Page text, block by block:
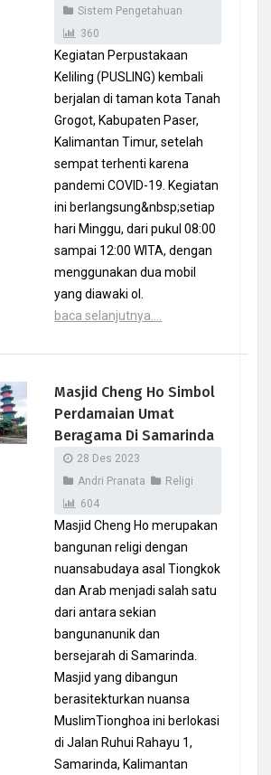
Sistem Pengetahuan
360
Kegiatan Perpustakaan
Keliling (PUSLING) kembali
berjalan di taman kota Tanah
Grogot, Kabupaten Paser,
Kalimantan Timur, setelah
sempat terhenti karena
pandemi COVID-19. Kegiatan
ini berlangsung&nbsp;setiap
hari Minggu, dari pukul 08:00
sampai 12:00 WITA, dengan
menggunakan dua mobil
yang diawaki ol.
baca selanjutnya....
Masjid Cheng Ho Simbol
Perdamaian Umat
Beragama Di Samarinda
28 Des 2023
Andri Pranata
Religi
604
Masjid Cheng Ho merupakan
bangunan religi dengan
nuansabudaya asal Tiongkok
dan Arab menjadi salah satu
dari antara sekian
bangunanunik dan
bersejarah di Samarinda.
Masjid yang dibangun
berasitekturkan nuansa
MuslimTionghoa ini berlokasi
di Jalan Ruhui Rahayu 1,
Samarinda, Kalimantan